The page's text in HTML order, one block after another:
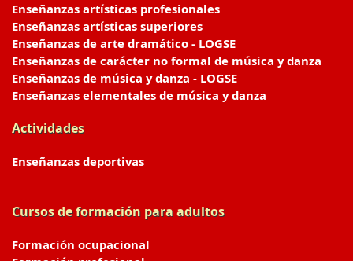
Enseñanzas artísticas profesionales
Enseñanzas artísticas superiores
Enseñanzas de arte dramático - LOGSE
Enseñanzas de carácter no formal de música y danza
Enseñanzas de música y danza - LOGSE
Enseñanzas elementales de música y danza
Actividades
Enseñanzas deportivas
Cursos de formación para adultos
Formación ocupacional